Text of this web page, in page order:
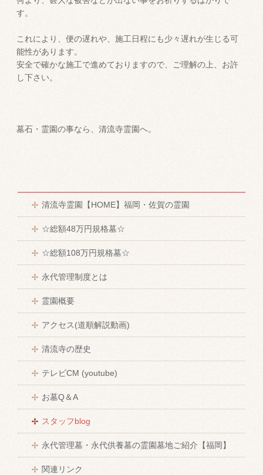
す。
これにより、便の遅れや、施工日程にも少々遅れが生じる可
能性があります。
安全で確かな施工で進めておりますので、ご理解の上、お許
し下さい。
墓石・霊園の事なら、清流寺霊園へ。
清流寺霊園【HOME】福岡・佐賀の霊園
☆総額48万円規格墓☆
☆総額108万円規格墓☆
永代管理制度とは
霊園概要
アクセス(道順解説動画)
清流寺の歴史
テレビCM (youtube)
お墓Q＆A
スタッフblog
永代管理墓・永代供養墓の霊園墓地ご紹介【福岡】
関連リンク